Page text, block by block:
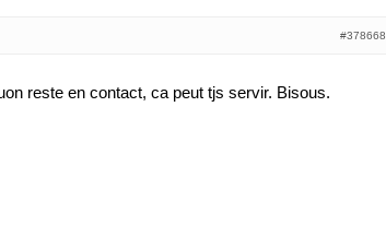
#378668
reste en contact, ca peut tjs servir. Bisous.